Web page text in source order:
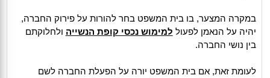
במקרה המצער, בו בית המשפט בחר להורות על פירוק החברה,
יהיה על הנאמן לפעול למימוש נכסי קופת הנשייה ולחלוקתם
בין נושי החברה.
לעומת זאת, אם בית המשפט יורה על הפעלת החברה לשם